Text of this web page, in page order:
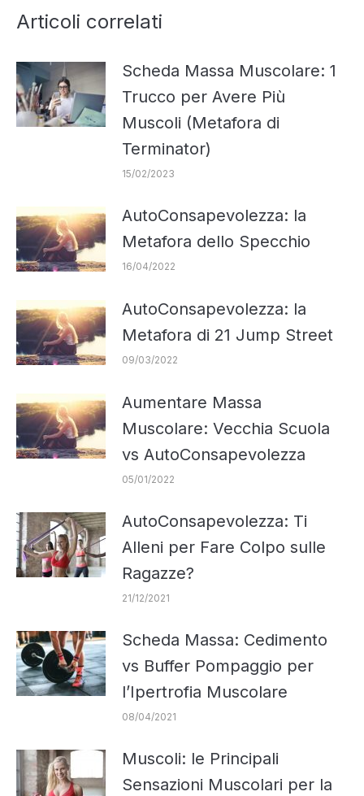
Articoli correlati
Scheda Massa Muscolare: 1
Trucco per Avere Più
Muscoli (Metafora di
Terminator)
15/02/2023
AutoConsapevolezza: la
Metafora dello Specchio
16/04/2022
AutoConsapevolezza: la
Metafora di 21 Jump Street
09/03/2022
Aumentare Massa
Muscolare: Vecchia Scuola
vs AutoConsapevolezza
05/01/2022
AutoConsapevolezza: Ti
Alleni per Fare Colpo sulle
Ragazze?
21/12/2021
Scheda Massa: Cedimento
vs Buffer Pompaggio per
l’Ipertrofia Muscolare
08/04/2021
Muscoli: le Principali
Sensazioni Muscolari per la